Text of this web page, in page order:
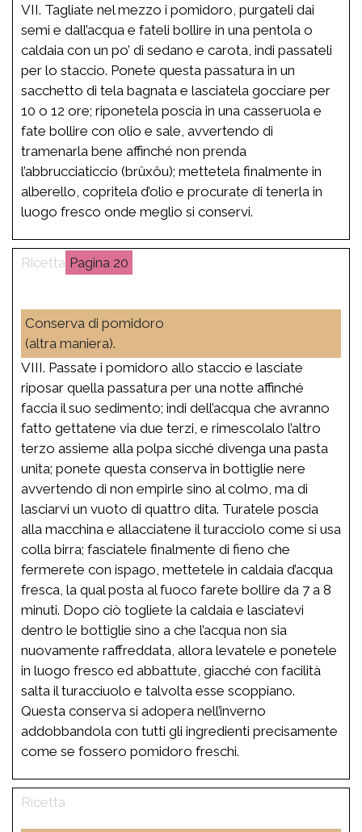
VII. Tagliate nel mezzo i pomidoro, purgateli dai
semi e dall’acqua e fateli bollire in una pentola o
caldaia con un po’ di sedano e carota, indi passateli
per lo staccio. Ponete questa passatura in un
sacchetto di tela bagnata e lasciatela gocciare per
10 o 12 ore; riponetela poscia in una casseruola e
fate bollire con olio e sale, avvertendo di
tramenarla bene affinché non prenda
l’abbrucciaticcio (brûxôu); mettetela finalmente in
alberello, copritela d’olio e procurate di tenerla in
luogo fresco onde meglio si conservi.
20
Conserva di pomidoro
(altra maniera).
VIII. Passate i pomidoro allo staccio e lasciate
riposar quella passatura per una notte affinché
faccia il suo sedimento; indi dell’acqua che avranno
fatto gettatene via due terzi, e rimescolalo l’altro
terzo assieme alla polpa sicché divenga una pasta
unita; ponete questa conserva in bottiglie nere
avvertendo di non empirle sino al colmo, ma di
lasciarvi un vuoto di quattro dita. Turatele poscia
alla macchina e allacciatene il turacciolo come si usa
colla birra; fasciatele finalmente di fieno che
fermerete con ispago, mettetele in caldaia d’acqua
fresca, la qual posta al fuoco farete bollire da 7 a 8
minuti. Dopo ciò togliete la caldaia e lasciatevi
dentro le bottiglie sino a che l’acqua non sia
nuovamente raffreddata, allora levatele e ponetele
in luogo fresco ed abbattute, giacché con facilità
salta il turacciuolo e talvolta esse scoppiano.
Questa conserva si adopera nell’inverno
addobbandola con tutti gli ingredienti precisamente
come se fossero pomidoro freschi.